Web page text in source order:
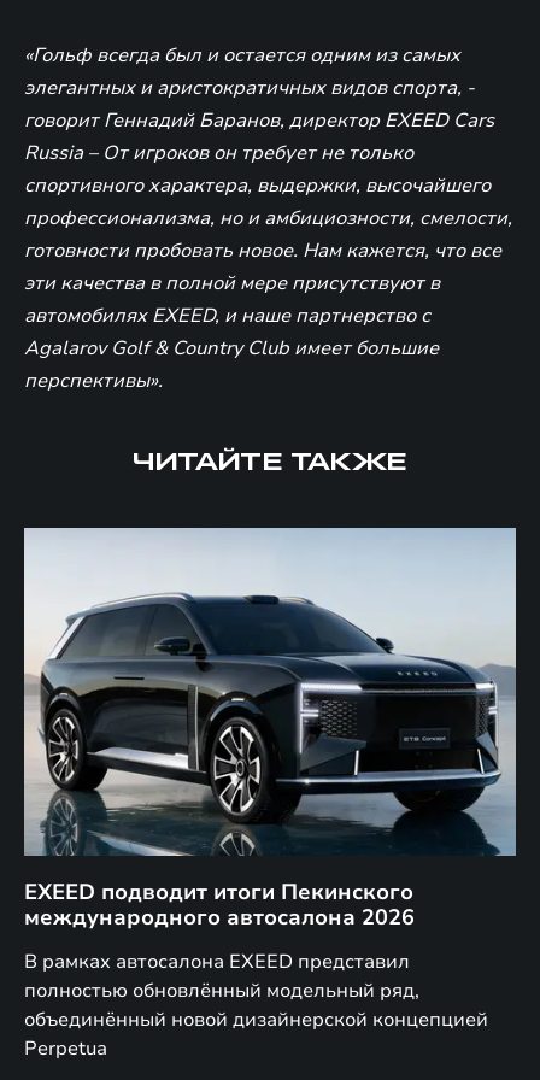
«Гольф всегда был и остается одним из самых
элегантных и аристократичных видов спорта, -
говорит Геннадий Баранов, директор EXEED Cars
Russia – От игроков он требует не только
спортивного характера, выдержки, высочайшего
профессионализма, но и амбициозности, смелости,
готовности пробовать новое. Нам кажется, что все
эти качества в полной мере присутствуют в
автомобилях EXEED, и наше партнерство с
Agalarov Golf & Country Club имеет большие
перспективы».
ЧИТАЙТЕ ТАКЖЕ
EXEED подводит итоги Пекинского
международного автосалона 2026
В рамках автосалона EXEED представил
полностью обновлённый модельный ряд,
объединённый новой дизайнерской концепцией
Perpetua